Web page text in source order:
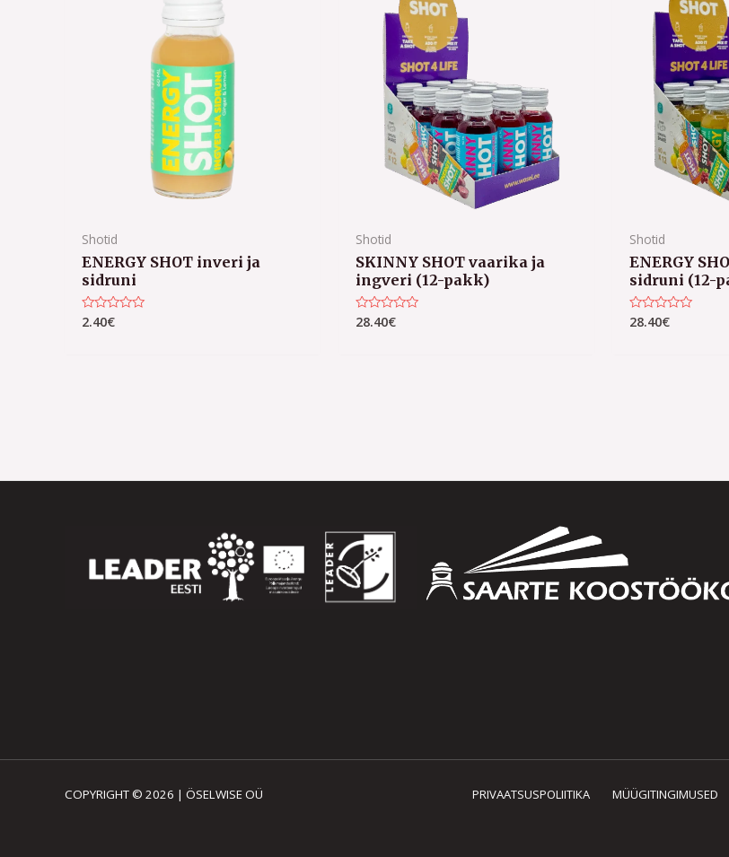
Shotid
ENERGY SHOT inveri ja
sidruni
Hinnanguga
2.40€
Shotid
SKINNY SHOT vaarika ja
ingveri (12-pakk)
Hinnanguga
28.40€
Shotid
ENERGY
sidruni (12-
Hinnanguga
28.40€
COPYRIGHT © 2026 | ÖSELWISE OÜ PRIVAATSUSPOLIITIKA MÜÜGITINGIMUSED